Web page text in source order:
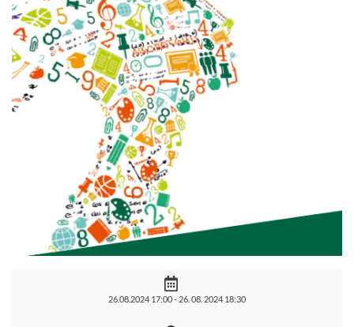
26.08.2024 17:00 - 26. 08. 2024 18:30